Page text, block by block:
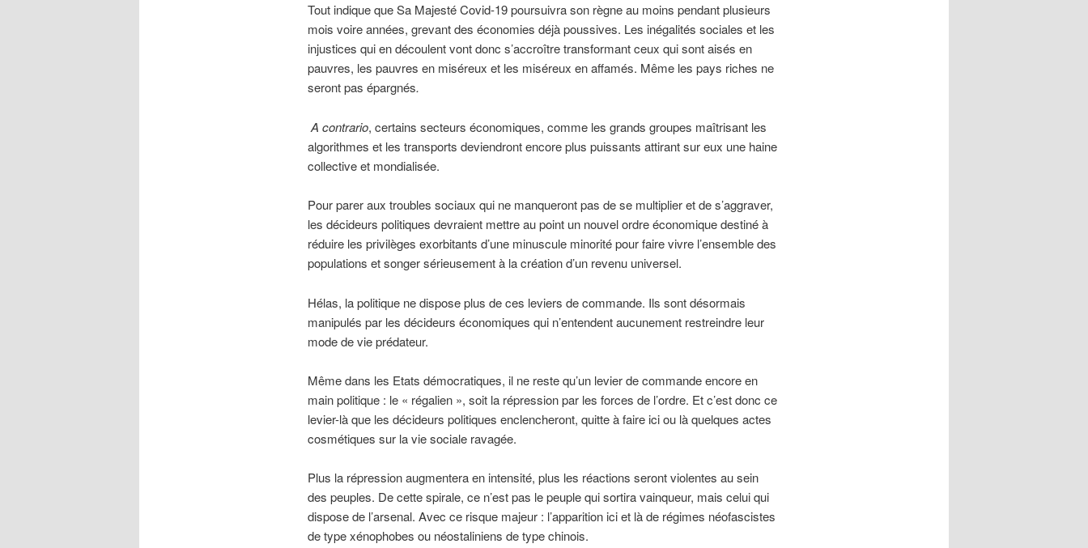
Tout indique que Sa Majesté Covid-19 poursuivra son règne au moins pendant plusieurs
mois voire années, grevant des économies déjà poussives. Les inégalités sociales et les
injustices qui en découlent vont donc s’accroître transformant ceux qui sont aisés en
pauvres, les pauvres en miséreux et les miséreux en affamés. Même les pays riches ne
seront pas épargnés.
A contrario, certains secteurs économiques, comme les grands groupes maîtrisant les
algorithmes et les transports deviendront encore plus puissants attirant sur eux une haine
collective et mondialisée.
Pour parer aux troubles sociaux qui ne manqueront pas de se multiplier et de s’aggraver,
les décideurs politiques devraient mettre au point un nouvel ordre économique destiné à
réduire les privilèges exorbitants d’une minuscule minorité pour faire vivre l’ensemble des
populations et songer sérieusement à la création d’un revenu universel.
Hélas, la politique ne dispose plus de ces leviers de commande. Ils sont désormais
manipulés par les décideurs économiques qui n’entendent aucunement restreindre leur
mode de vie prédateur.
Même dans les Etats démocratiques, il ne reste qu’un levier de commande encore en
main politique : le « régalien », soit la répression par les forces de l’ordre. Et c’est donc ce
levier-là que les décideurs politiques enclencheront, quitte à faire ici ou là quelques actes
cosmétiques sur la vie sociale ravagée.
Plus la répression augmentera en intensité, plus les réactions seront violentes au sein
des peuples. De cette spirale, ce n’est pas le peuple qui sortira vainqueur, mais celui qui
dispose de l’arsenal. Avec ce risque majeur : l’apparition ici et là de régimes néofascistes
de type xénophobes ou néostaliniens de type chinois.